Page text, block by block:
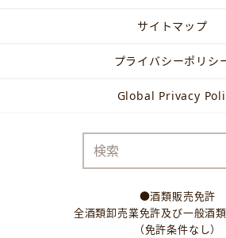
サイトマップ
プライバシーポリシ
Global Privacy
●酒類販売免許
全酒類卸売業免許及び一般酒
（免許条件なし）